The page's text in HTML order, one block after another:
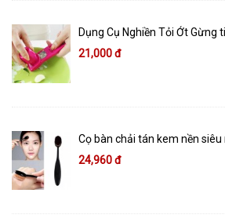
Dụng Cụ Nghiền Tỏi Ớt Gừng
21,000 đ
Cọ bàn chải tán kem nền
24,960 đ